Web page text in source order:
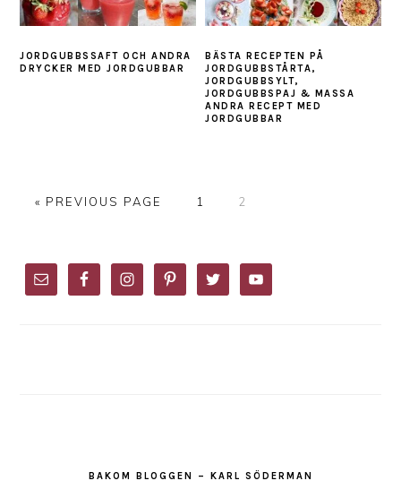
JORDGUBBSSAFT OCH ANDRA
DRYCKER MED JORDGUBBAR
BÄSTA RECEPTEN PÅ
JORDGUBBSTÅRTA,
JORDGUBBSYLT,
JORDGUBBSPAJ & MASSA
ANDRA RECEPT MED
JORDGUBBAR
« GO
PREVIOUS PAGE PAGE
1 PAGE
2
SIDEBAR
BAKOM BLOGGEN – KARL SÖDERMAN